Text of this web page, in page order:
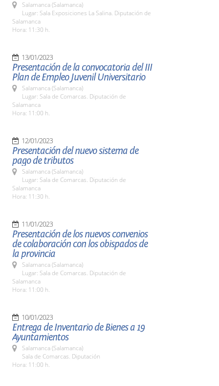
Salamanca (Salamanca)
Lugar: Sala Exposiciones La Salina. Diputación de
Salamanca
Hora: 11:30 h.
13/01/2023
Presentación de la convocatoria del III
Plan de Empleo Juvenil Universitario
Salamanca (Salamanca)
Lugar: Sala de Comarcas. Diputación de
Salamanca
Hora: 11:00 h.
12/01/2023
Presentación del nuevo sistema de
pago de tributos
Salamanca (Salamanca)
Lugar: Sala de Comarcas. Diputación de
Salamanca
Hora: 11:30 h.
11/01/2023
Presentación de los nuevos convenios
de colaboración con los obispados de
la provincia
Salamanca (Salamanca)
Lugar: Sala de Comarcas. Diputación de
Salamanca
Hora: 11:00 h.
10/01/2023
Entrega de Inventario de Bienes a 19
Ayuntamientos
Salamanca (Salamanca)
Sala de Comarcas. Diputación
Hora: 11:00 h.